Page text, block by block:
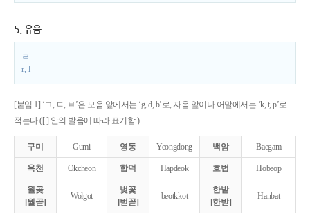
5. 유음
ㄹ
r, l
[붙임 1] ‘ㄱ, ㄷ, ㅂ’은 모음 앞에서는 ‘g, d, b’로, 자음 앞이나 어말에서는 ‘k, t, p’로
적는다.([ ] 안의 발음에 따라 표기함.)
구미 Gumi 영동 Yeongdong 백암 Baegam
옥천 Okcheon 합덕 Hapdeok 호법 Hobeop
월곶
[월곧]
Wolgot
벚꽃
[벋꼳]
beotkkot
한밭
[한받]
Hanbat